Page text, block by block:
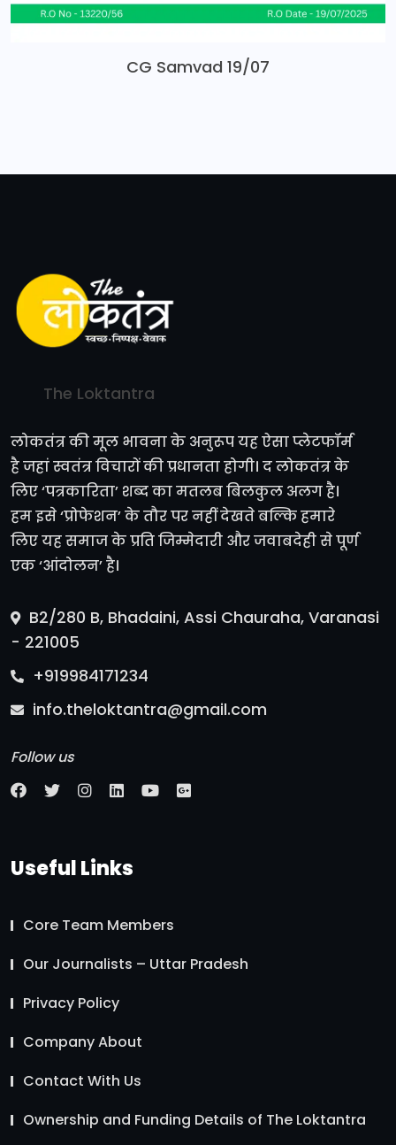
CG Samvad 19/07
The Loktantra
लोकतंत्र की मूल भावना के अनुरूप यह ऐसा प्लेटफॉर्म
है जहां स्वतंत्र विचारों की प्रधानता होगी। द लोकतंत्र के
लिए ‘पत्रकारिता’ शब्द का मतलब बिलकुल अलग है।
हम इसे ‘प्रोफेशन’ के तौर पर नहीं देखते बल्कि हमारे
लिए यह समाज के प्रति जिम्मेदारी और जवाबदेही से पूर्ण
एक ‘आंदोलन’ है।
B2/280 B, Bhadaini, Assi Chauraha, Varanasi
- 221005
+919984171234
info.theloktantra@gmail.com
Follow us
Useful Links
Core Team Members
Our Journalists – Uttar Pradesh
Privacy Policy
Company About
Contact With Us
Ownership and Funding Details of The Loktantra